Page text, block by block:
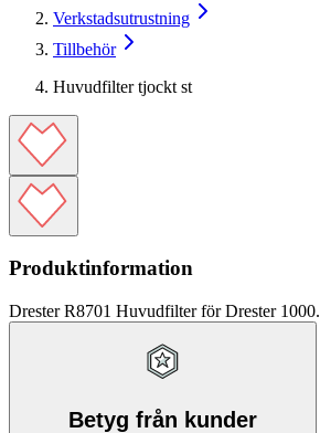
Verkstadsutrustning
Tillbehör
Huvudfilter tjockt st
Produktinformation
Drester R8701 Huvudfilter för Drester 1000.
Betyg från kunder